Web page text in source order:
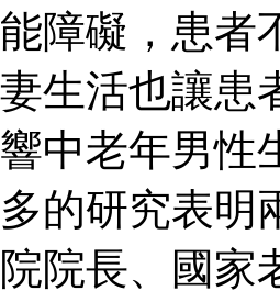
能障礙，患者
妻生活也讓患
響中老年男性
多的研究表明
院院長、國家